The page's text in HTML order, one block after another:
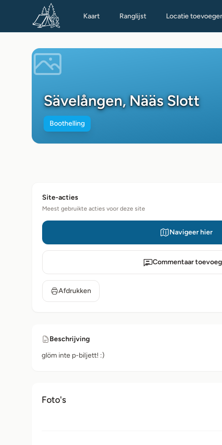
Kaart Ranglijst Locatie
Sävelången, Nääs Slott
Boothelling
Site-acties
Meest gebruikte acties voor deze site
Navigeer hier
Commentaar
Afdrukken
Beschrijving
glöm inte p-biljett! :)
Foto's